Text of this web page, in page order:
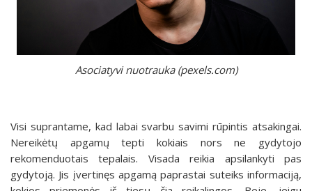
Asociatyvi nuotrauka (pexels.com)
Visi suprantame, kad labai svarbu savimi rūpintis atsakingai.
Nereikėtų apgamų tepti kokiais nors ne gydytojo
rekomenduotais tepalais. Visada reikia apsilankyti pas
gydytoją. Jis įvertinęs apgamą paprastai suteiks informaciją,